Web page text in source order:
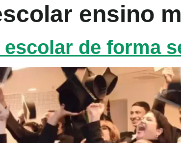
ensino
de forma